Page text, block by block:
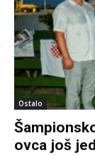
Ostalo
ovca još